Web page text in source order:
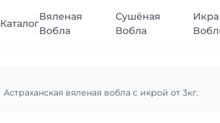
Каталог
Вяленая
Вобла
Сушёная
Вобла
Икра
Астраханская вяленая вобла с икрой от 3кг.